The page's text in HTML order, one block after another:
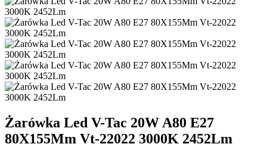
Żarówka Led V-Tac 20W A80 E27
80X155Mm Vt-22022 3000K 2452Lm